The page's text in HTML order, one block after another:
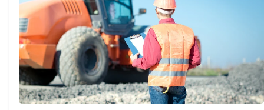
Képzés időtartama
5 év
Választható szakmairányok: